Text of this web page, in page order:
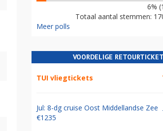
6%
Totaal aantal stemmen:
Meer polls
VOORDELIGE
TUI vliegtickets
Jul: 8-dg cruise Oost Middellandse Zee
€1235